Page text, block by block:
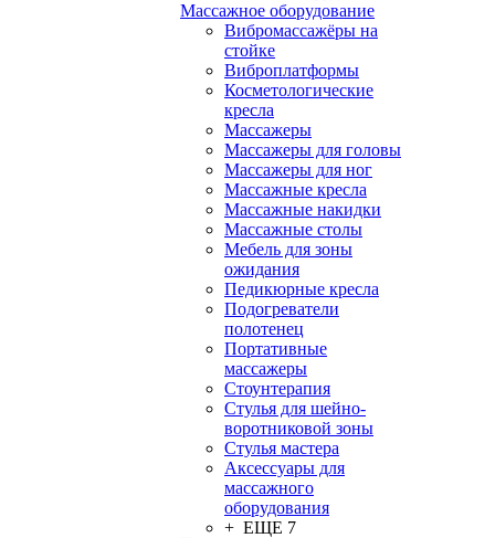
Массажное оборудование
Вибромассажёры на
стойке
Виброплатформы
Косметологические
кресла
Массажеры
Массажеры для головы
Массажеры для ног
Массажные кресла
Массажные накидки
Массажные столы
Мебель для зоны
ожидания
Педикюрные кресла
Подогреватели
полотенец
Портативные
массажеры
Стоунтерапия
Стулья для шейно-
воротниковой зоны
Стулья мастера
Аксессуары для
массажного
оборудования
+ ЕЩЕ 7